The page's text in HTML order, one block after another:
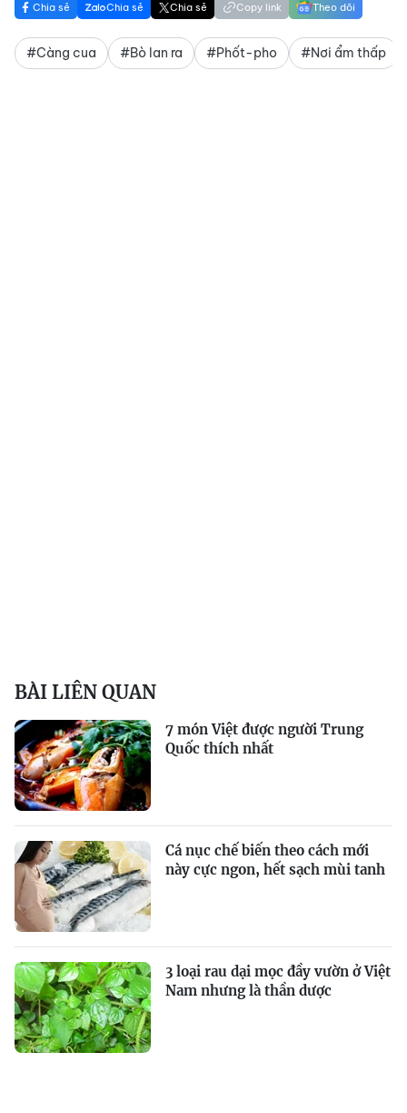
Chia sẻ Chia sẻ Chia sẻ Copy link Theo dõi
#Càng cua #Bò lan ra #Phốt-pho #Nơi ẩm thấp
BÀI LIÊN QUAN
7 món Việt được người Trung
Quốc thích nhất
Cá nục chế biến theo cách mới
này cực ngon, hết sạch mùi tanh
3 loại rau dại mọc đầy vườn ở Việt
Nam nhưng là thần dược